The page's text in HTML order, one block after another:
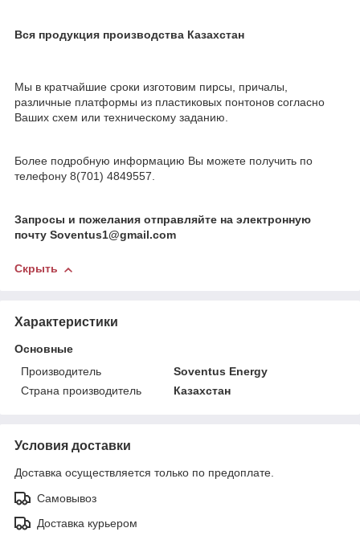
Вся продукция производства Казахстан
Мы в кратчайшие сроки изготовим пирсы, причалы,
различные платформы из пластиковых понтонов согласно
Ваших схем или техническому заданию.
Более подробную информацию Вы можете получить по
телефону 8(701) 4849557.
Запросы и пожелания отправляйте на электронную
почту Soventus1@gmail.com
Скрыть
Характеристики
Основные
Производитель
Soventus Energy
Страна производитель
Казахстан
Условия доставки
Доставка осуществляется только по предоплате.
Самовывоз
Доставка курьером